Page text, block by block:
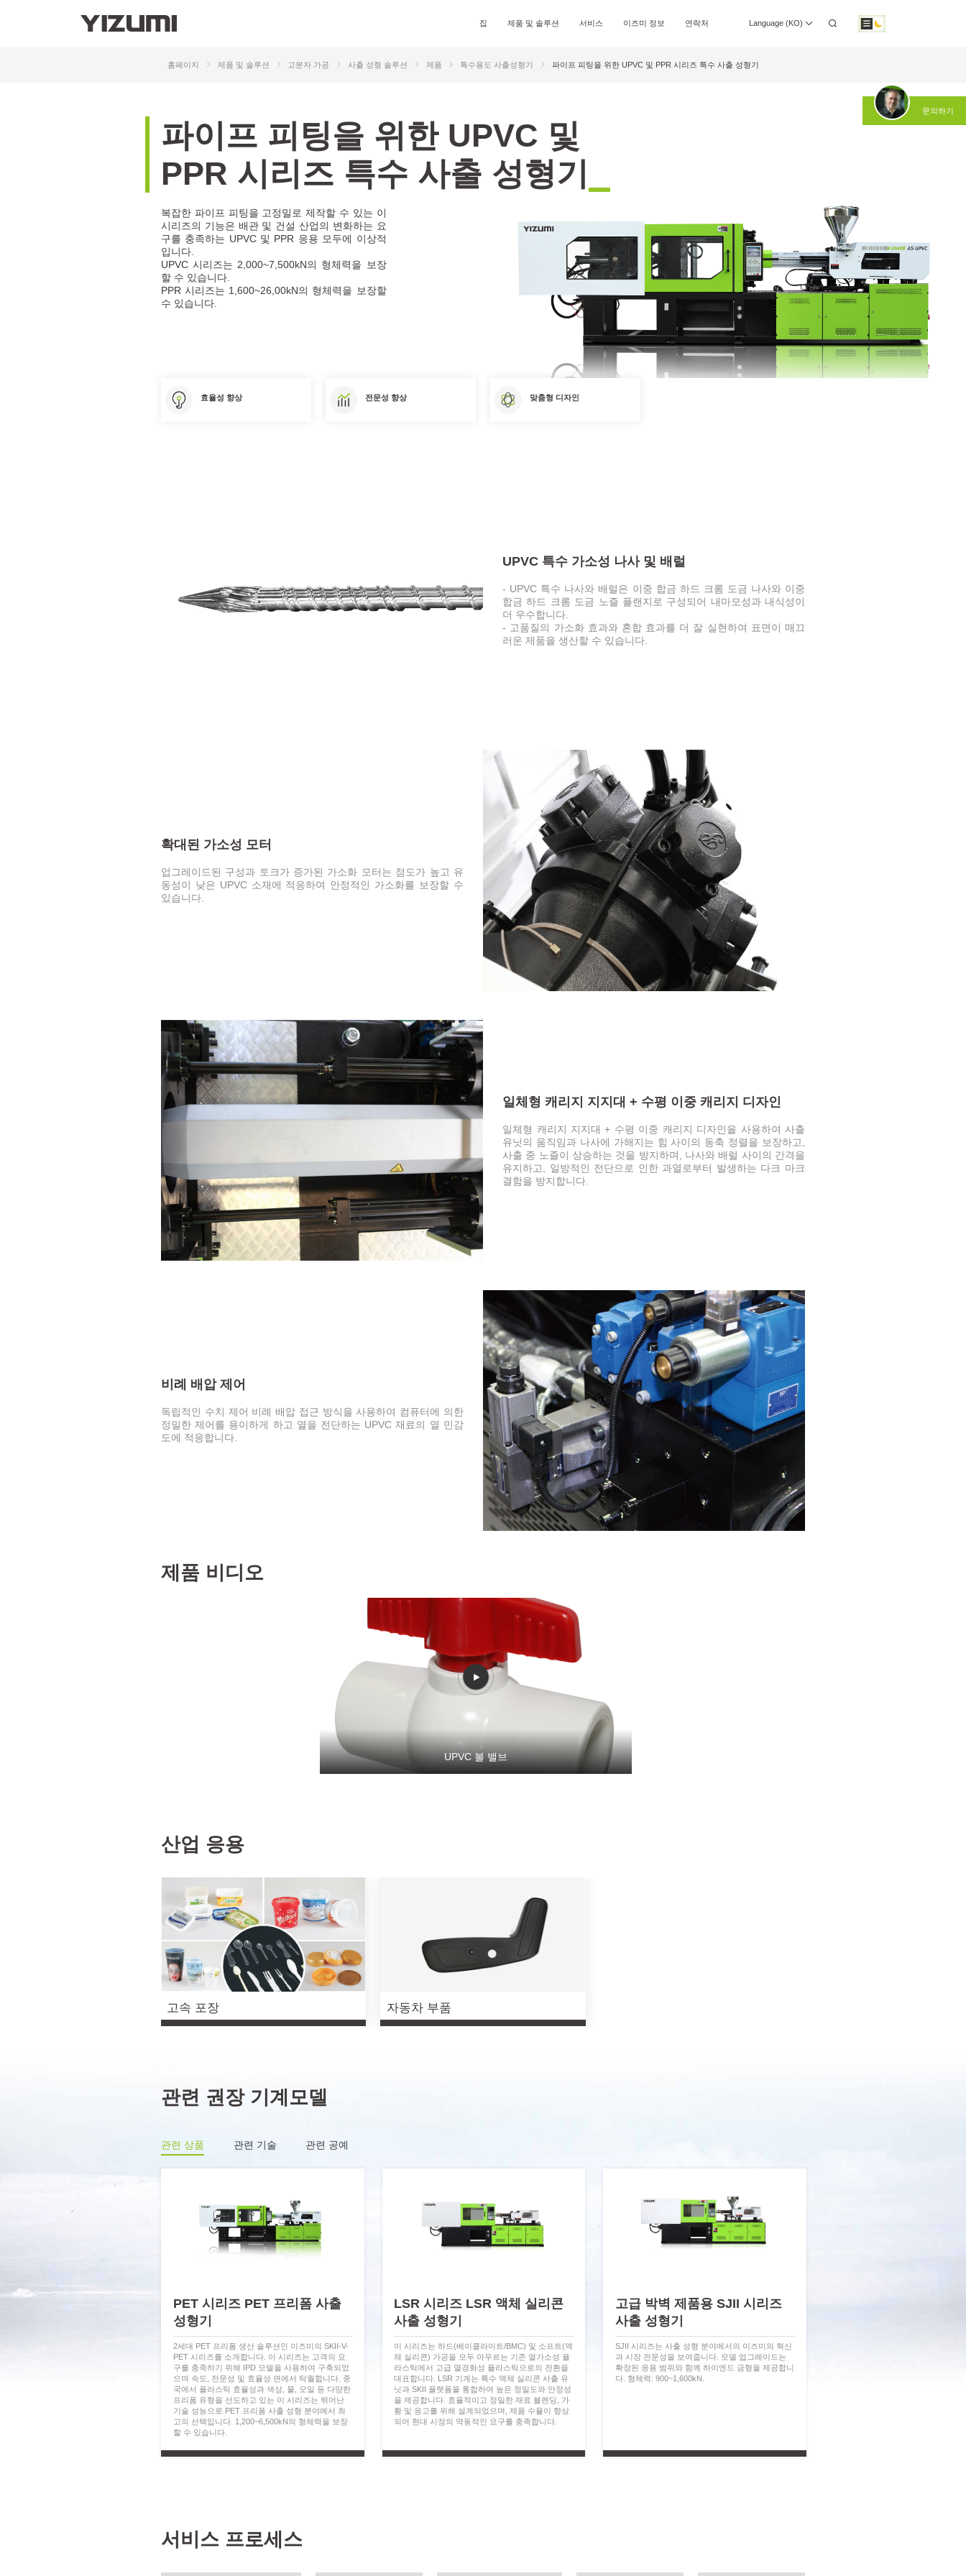
집 제품 및 솔루션 서비스 이즈미 정보 연락처 Language (KO)
로봇 자동화 솔루션
P-E 시리즈 고속 사출 성형기
CE-P 시리즈 하이엔드 전기식 다중 구성품 사
파이프 피팅을 위한 UPVC 및 PPR 시리즈 특
고급 박벽 제품용 SJII 시리즈 사출 성형기
VM 시리즈 수직 플라스틱 사출 성형기
산업 응용
고속 포장 자동차 부품
홈페이지 제품 및 솔루션 고분자 가공 사출 성형 솔루션 제품 특수용도 사출성형기 파이프 피팅을 위한 UPVC 및 PPR 시리즈 특수 사출 성형기
파이 프 피 팅을 위 한 UPVC 및
PPR 시 리 즈 특수 사출 성형기
복잡한 파이프 피팅을 고정밀로 제작할 수 있는 이
시리즈의 기능은 배관 및 건설 산업의 변화하는 요
구를 충족하는 UPVC 및 PPR 응용 모두에 이상적
입니다.
UPVC 시리즈는 2,000~7,500kN의 형체력을 보장
할 수 있습니다.
PPR 시리즈는 1,600~26,00kN의 형체력을 보장할
수 있습니다.
효율성 향상 전문성 향상 맞춤형 디자인
UPVC 특수 가소성 나사 및 배럴
- UPVC 특수 나사와 배럴은 이중 합금 하드 크롬 도금 나사와 이중
합금 하드 크롬 도금 노즐 플랜지로 구성되어 내마모성과 내식성이
더 우수합니다.
- 고품질의 가소화 효과와 혼합 효과를 더 잘 실현하여 표면이 매끄
러운 제품을 생산할 수 있습니다.
확대된 가소성 모터
업그레이드된 구성과 토크가 증가된 가소화 모터는 점도가 높고 유
동성이 낮은 UPVC 소재에 적응하여 안정적인 가소화를 보장할 수
있습니다.
일체형 캐리지 지지대 + 수평 이중 캐리지 디자인
일체형 캐리지 지지대 + 수평 이중 캐리지 디자인을 사용하여 사출
유닛의 움직임과 나사에 가해지는 힘 사이의 동축 정렬을 보장하고,
사출 중 노즐이 상승하는 것을 방지하며, 나사와 배럴 사이의 간격을
유지하고, 일방적인 전단으로 인한 과열로부터 발생하는 다크 마크
결함을 방지합니다.
비례 배압 제어
독립적인 수치 제어 비례 배압 접근 방식을 사용하여 컴퓨터에 의한
정밀한 제어를 용이하게 하고 열을 전단하는 UPVC 재료의 열 민감
도에 적응합니다.
제품 비디오
UPVC 볼 밸브
산업 응용
고속 포장 자동차 부품
관련 권장 기계모델
관련 상품 관련 기술 관련 공예
PET 시리즈 PET 프리폼 사출
성형기
2세대 PET 프리폼 생산 솔루션인 이즈미의 SKII-V-
PET 시리즈를 소개합니다. 이 시리즈는 고객의 요
구를 충족하기 위해 IPD 모델을 사용하여 구축되었
으며 속도, 전문성 및 효율성 면에서 탁월합니다. 중
국에서 플라스틱 효율성과 색상, 물, 오일 등 다양한
프리폼 유형을 선도하고 있는 이 시리즈는 뛰어난
기술 성능으로 PET 프리폼 사출 성형 분야에서 최
고의 선택입니다. 1,200~6,500kN의 형체력을 보장
할 수 있습니다.
LSR 시리즈 LSR 액체 실리콘
사출 성형기
이 시리즈는 하드(베이클라이트/BMC) 및 소프트(액
체 실리콘) 가공을 모두 아우르는 기존 열가소성 플
라스틱에서 고급 열경화성 플라스틱으로의 전환을
대표합니다. LSR 기계는 특수 액체 실리콘 사출 유
닛과 SKII 플랫폼을 통합하여 높은 정밀도와 안정성
을 제공합니다. 효율적이고 정밀한 재료 블렌딩, 가
황 및 응고를 위해 설계되었으며, 제품 수율이 향상
되어 현대 시장의 역동적인 요구를 충족합니다.
고급 박벽 제품용 SJII 시리즈
사출 성형기
SJII 시리즈는 사출 성형 분야에서의 이즈미의 혁신
과 시장 전문성을 보여줍니다. 모델 업그레이드는
확장된 응용 범위와 함께 하이엔드 금형을 제공합니
다. 형체력: 900~1,600kN.
서비스 프로세스
문의하기